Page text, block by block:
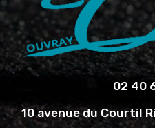
02 40
10 avenue du Courtil